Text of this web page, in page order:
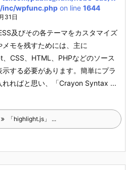
inc/wpfunc.php on line 1644
31日
及びその各テーマをカスタマイズ
メモを残すためには、主に
CSS、HTML、PHPなどのソース
示する必要があります。簡単にプラ
れればと思い、「Crayon Syntax ...
「highlight.js」 ...